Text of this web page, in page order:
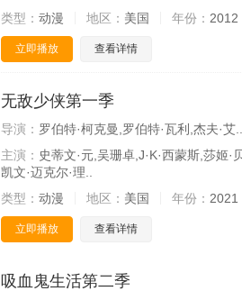
类型： 动漫 地区： 美国 年份： 2012
立即播放 查看详情
无敌少侠第一季
导演： 罗伯特·柯克曼,罗伯特·瓦利,杰夫·艾..
主演： 史蒂文·元,吴珊卓,J·K·西蒙斯,莎姬
凯文·迈克尔·理..
类型： 动漫 地区： 美国 年份： 2021
立即播放 查看详情
吸血鬼生活第二季